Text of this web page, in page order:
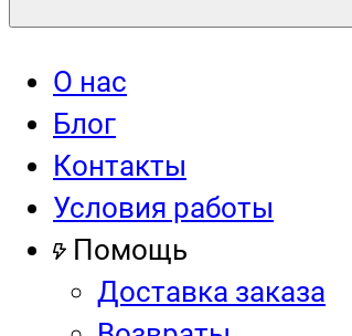
О нас
Блог
Контакты
Условия работы
Помощь
Доставка заказа